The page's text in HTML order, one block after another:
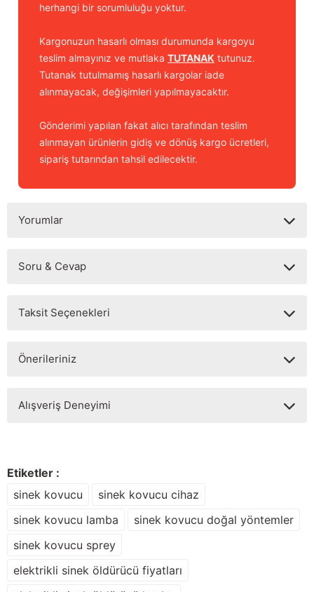
herhangi bir sorumluluğu yoktur.
Kargonuzun hasarlı olması durumunda kargoyu
teslim almayınız ve mutlaka TUTANAK tutunuz.
Tutanak tutulmamış hasarlı kargolar iade
alınmayacak, değişimleri yapılmayacaktır.
Gönderimi yapılan fakat alıcı tarafından teslim
alınmayan ürünlerin gidiş ve dönüş kargo ücretleri,
sipariş tutarından tahsil edilecektir.
Yorumlar
Soru & Cevap
Taksit Seçenekleri
Önerileriniz
konularda yetersiz gördüğünüz noktaları öneri formunu
Ürün resmi kalitesiz, bozuk veya görüntülenemiyor.
Ürün fiyatı diğer sitelerden daha pahalı.
Bu ürüne benzer farklı alternatifler olmalı.
Alışveriş Deneyimi
Deneyimini Paylaş
Etiketler :
sinek kovucu
sinek kovucu cihaz
sinek kovucu lamba
sinek kovucu doğal yöntemler
sinek kovucu sprey
elektrikli sinek öldürücü fiyatları